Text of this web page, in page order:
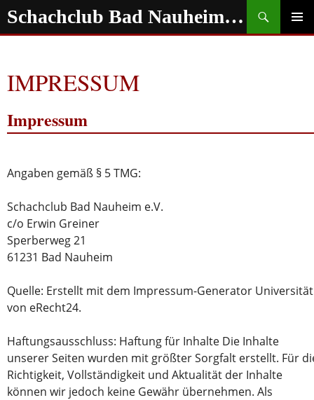
Zum
Inhalt
Schachclub Bad Nauheim e.V.
Suchen
IMPRESSUM
Impressum
Angaben gemäß § 5 TMG:
Schachclub Bad Nauheim e.V.
c/o Erwin Greiner
Sperberweg 21
61231 Bad Nauheim
Quelle: Erstellt mit dem Impressum-Generator Universität
von eRecht24.
Haftungsausschluss: Haftung für Inhalte Die Inhalte
unserer Seiten wurden mit größter Sorgfalt erstellt. Für
Richtigkeit, Vollständigkeit und Aktualität der Inhalte
können wir jedoch keine Gewähr übernehmen. Als